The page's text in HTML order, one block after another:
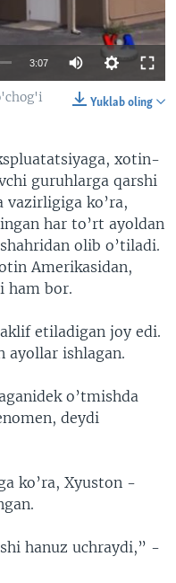
3:07
Yuklab oling
xotin-
guruhlarga qarshi
vazirligiga ko’ra,
har to’rt ayoldan
olib o’tiladi.
Amerikasidan,
ham bor.
etiladigan joy edi.
ayollar ishlagan.
o’tmishda
deydi
ko’ra, Xyuston -
hanuz uchraydi,” -